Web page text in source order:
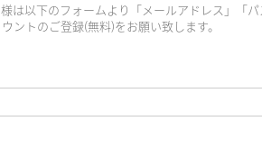
は以下のフォームより「メールアドレス」「
ントのご登録(無料)をお願い致します。